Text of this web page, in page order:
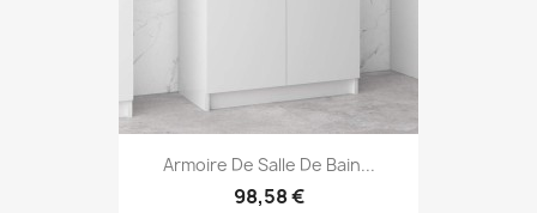
Armoire De Salle De Bain...
98,58 €